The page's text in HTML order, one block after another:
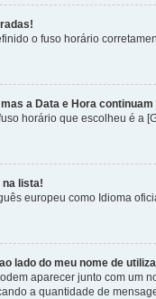
o fuso horário
a Data e Hora
horário que escolheu é a
na lista!
europeu como Idioma
lado do meu nome de
aparecer junto com um
a quantidade de